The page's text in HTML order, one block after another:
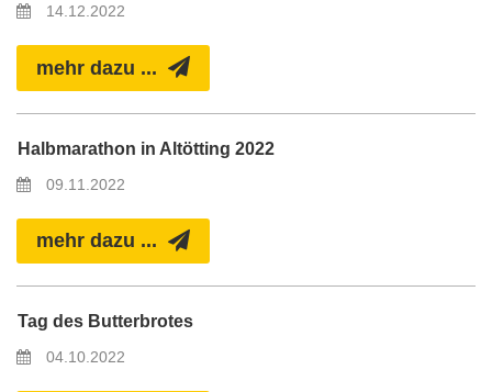
14.12.2022
mehr dazu ...
Halbmarathon in Altötting 2022
09.11.2022
mehr dazu ...
Tag des Butterbrotes
04.10.2022